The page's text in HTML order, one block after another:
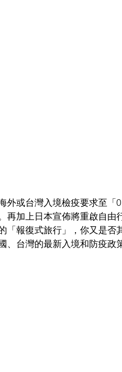
外或台灣入境檢疫要求至「
再加上日本宣佈將重啟自
「報復式旅行」，你又是
台灣的最新入境和防疫政